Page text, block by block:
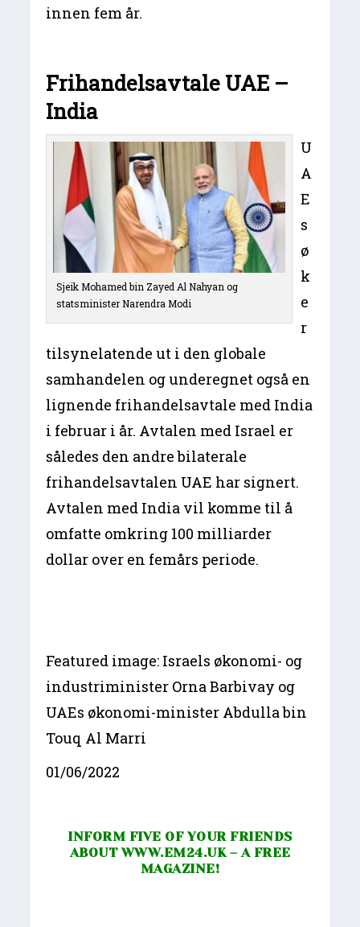
innen fem år.
Frihandelsavtale UAE –
India
Sjeik Mohamed bin Zayed Al Nahyan og
statsminister Narendra Modi
U
A
E
s
ø
k
e
r
tilsynelatende ut i den globale
samhandelen og underegnet også en
lignende frihandelsavtale med India
i februar i år. Avtalen med Israel er
således den andre bilaterale
frihandelsavtalen UAE har signert.
Avtalen med India vil komme til å
omfatte omkring 100 milliarder
dollar over en femårs periode.
Featured image: Israels økonomi- og
industriminister Orna Barbivay og
UAEs økonomi-minister Abdulla bin
Touq Al Marri
01/06/2022
INFORM FIVE OF YOUR FRIENDS
ABOUTWWW.EM24.UK– A FREE
MAGAZINE!